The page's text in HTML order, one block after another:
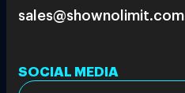
sales@shownolimit.com
SOCIAL MEDIA